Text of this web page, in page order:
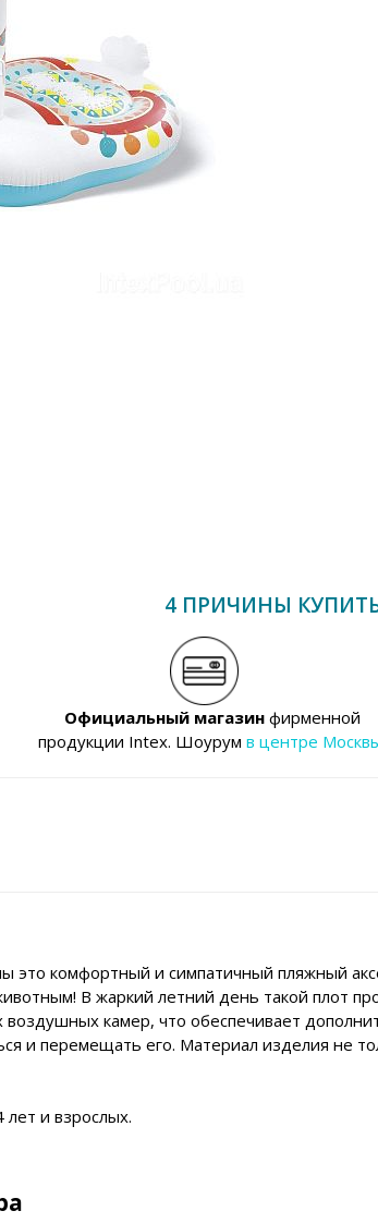
4 ПРИЧИНЫ
Официальный магазинфирменной
продукции Intex. Шоурумв центре
это комфортный и симпатичный пляжный
В жаркий летний день такой плот
воздушных камер, что обеспечивает
и перемещать его. Материал изделия не
и взрослых.